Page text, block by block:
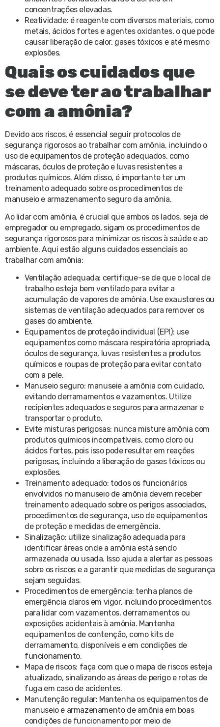
concentrações elevadas.
Reatividade: é reagente com diversos materiais, como
metais, ácidos fortes e agentes oxidantes, o que pode
causar liberação de calor, gases tóxicos e até mesmo
explosões.
Quais os cuidados que
se deve ter ao trabalhar
com a amônia?
Devido aos riscos, é essencial seguir protocolos de
segurança rigorosos ao trabalhar com amônia, incluindo o
uso de equipamentos de proteção adequados, como
máscaras, óculos de proteção e luvas resistentes a
produtos químicos. Além disso, é importante ter um
treinamento adequado sobre os procedimentos de
manuseio e armazenamento seguro da amônia.
Ao lidar com amônia, é crucial que ambos os lados, seja de
empregador ou empregado, sigam os procedimentos de
segurança rigorosos para minimizar os riscos à saúde e ao
ambiente. Aqui estão alguns cuidados essenciais ao
trabalhar com amônia:
Ventilação adequada: certifique-se de que o local de
trabalho esteja bem ventilado para evitar a
acumulação de vapores de amônia. Use exaustores ou
sistemas de ventilação adequados para remover os
gases do ambiente.
Equipamentos de proteção individual (EPI): use
equipamentos como máscara respiratória apropriada,
óculos de segurança, luvas resistentes a produtos
químicos e roupas de proteção para evitar contato
com a pele.
Manuseio seguro: manuseie a amônia com cuidado,
evitando derramamentos e vazamentos. Utilize
recipientes adequados e seguros para armazenar e
transportar o produto.
Evite misturas perigosas: nunca misture amônia com
produtos químicos incompatíveis, como cloro ou
ácidos fortes, pois isso pode resultar em reações
perigosas, incluindo a liberação de gases tóxicos ou
explosões.
Treinamento adequado: todos os funcionários
envolvidos no manuseio de amônia devem receber
treinamento adequado sobre os perigos associados,
procedimentos de segurança, uso de equipamentos
de proteção e medidas de emergência.
Sinalização: utilize sinalização adequada para
identificar áreas onde a amônia está sendo
armazenada ou usada. Isso ajuda a alertar as pessoas
sobre os riscos e a garantir que medidas de segurança
sejam seguidas.
Procedimentos de emergência: tenha planos de
emergência claros em vigor, incluindo procedimentos
para lidar com vazamentos, derramamentos ou
exposições acidentais à amônia. Mantenha
equipamentos de contenção, como kits de
derramamento, disponíveis e em condições de
funcionamento.
Mapa de riscos: faça com que o mapa de riscos esteja
atualizado, sinalizando as áreas de perigo e rotas de
fuga em caso de acidentes.
Manutenção regular: Mantenha os equipamentos de
manuseio e armazenamento de amônia em boas
condições de funcionamento por meio de